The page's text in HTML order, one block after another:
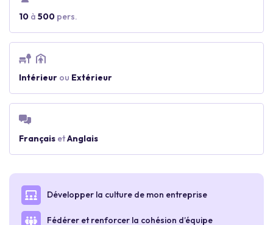
10 à 500 pers.
Intérieur ou Extérieur
Français etAnglais
Développer la culture de mon entreprise
Fédérer et renforcer la cohésion d’équipe